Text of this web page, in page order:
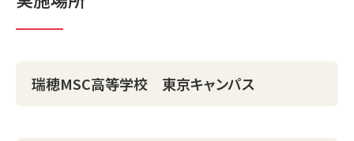
瑞穂MSC高等学校 東京キャンパス